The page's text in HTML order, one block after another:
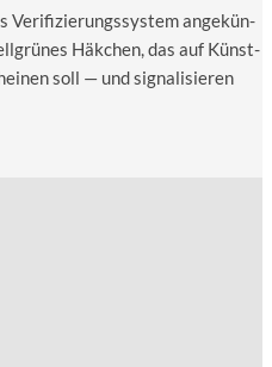
Veri­fi­zie­rungs­sys­tem ange­kün­
Häk­chen, das auf Künst­
soll — und signa­li­sie­ren